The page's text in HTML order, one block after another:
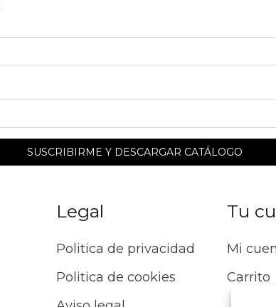
Legal
Politica de privacidad
Politica de cookies
Tu
Mi
Carrito